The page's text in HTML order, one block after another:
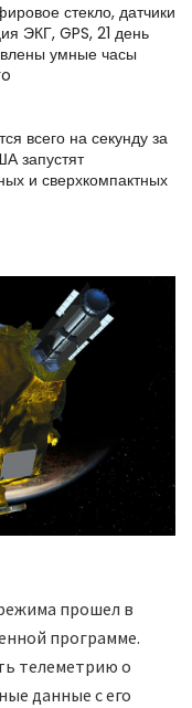
стекло, датчики
ЭКГ, GPS, 21 день
умные часы
всего на секунду за
запустят
и сверхкомпактных
прошел в
программе.
телеметрию о
данные с его